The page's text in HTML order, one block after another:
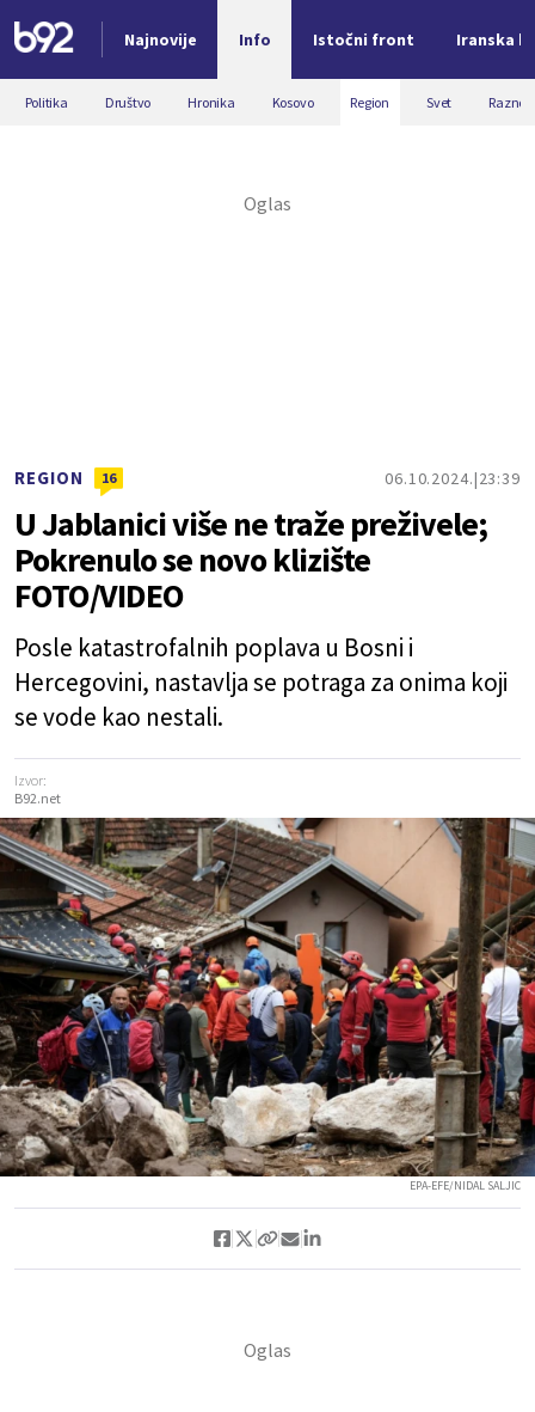
Najnovije Info Istočni front Iranska
Nova vest
Politika Društvo Hronika Kosovo Region Svet Razno
REGION 16 06.10.2024. 23:39
U Jablanici više ne traže preživele;
Pokrenulo se novo klizište
FOTO/VIDEO
Posle katastrofalnih poplava u Bosni i
Hercegovini, nastavlja se potraga za onima koji
se vode kao nestali.
Izvor:
B92.net
EPA-EFE/NIDAL SALJIC